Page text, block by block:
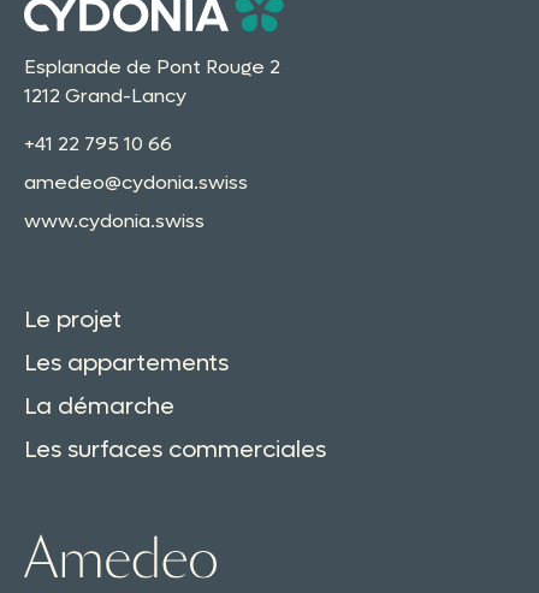
Esplanade de Pont Rouge 2
1212 Grand-Lancy
+41 22 795 10 66
amedeo@cydonia.swiss
www.cydonia.swiss
Le projet
Les appartements
La démarche
Les surfaces commerciales